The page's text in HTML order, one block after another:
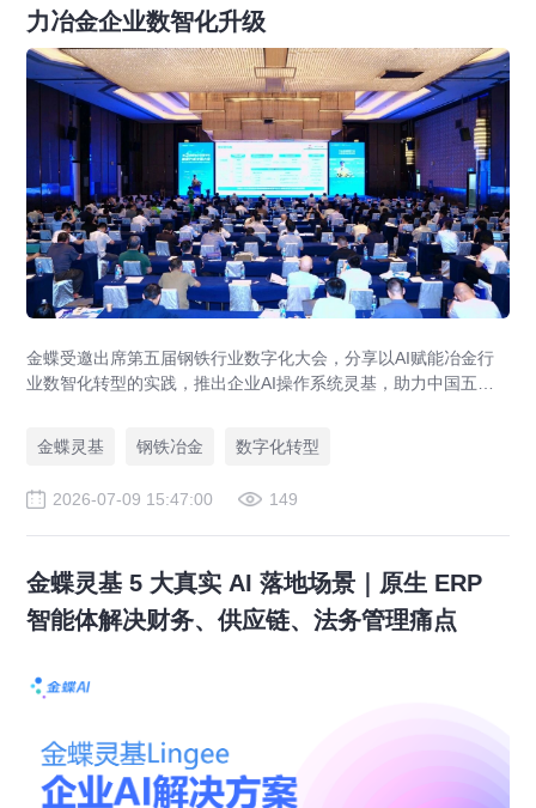
力冶金企业数智化升级
金蝶受邀出席第五届钢铁行业数字化大会，分享以AI赋能冶金行
业数智化转型的实践，推出企业AI操作系统灵基，助力中国五
金蝶灵基
钢铁冶金 数字化转型
2026-07-09 15:47:00 149
金蝶灵基 5 大真实 AI 落地场景｜原生 ERP
智能体解决财务、供应链、法务管理痛点